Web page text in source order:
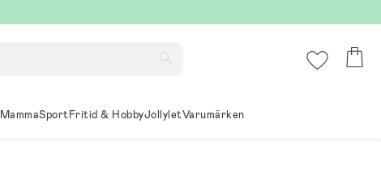
MammaSportFritid & HobbyJollyletVarumärken